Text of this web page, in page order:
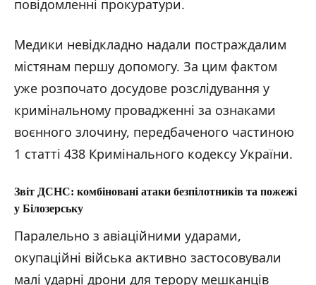
повідомленні прокуратури.
Медики невідкладно надали постраждалим
містянам першу допомогу. За цим фактом
уже розпочато досудове розслідування у
кримінальному провадженні за ознаками
воєнного злочину, передбаченого частиною
1 статті 438 Кримінального кодексу України.
Звіт ДСНС: комбіновані атаки безпілотників та пожежі
у Білозерську
Паралельно з авіаційними ударами,
окупаційні війська активно застосовували
малі ударні дрони для терору мешканців